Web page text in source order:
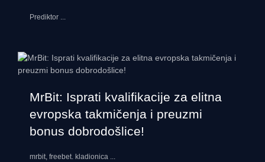
Prediktor ...
MrBit: Isprati kvalifikacije za elitna
evropska takmičenja i preuzmi
bonus dobrodošlice!
mrbit, freebet. kladionica ...